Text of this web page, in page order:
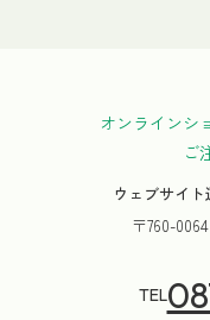
オンラインシ
ご
ウェブサイ
〒760-
TEL